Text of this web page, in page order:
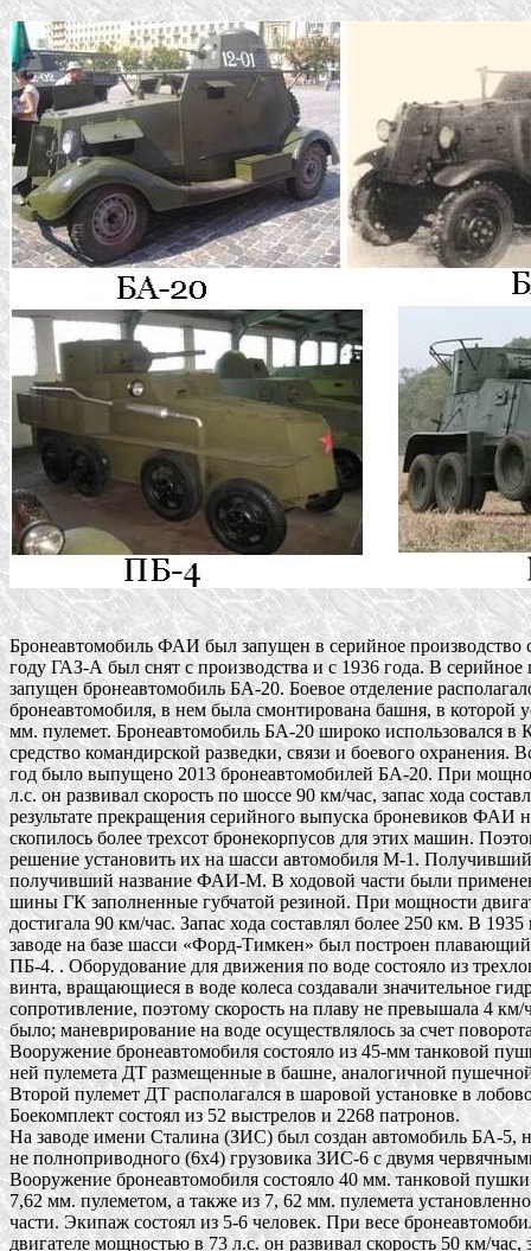
Бронеавтомобиль ФАИ был запущен в серийное производство
году ГАЗ-А был снят с производства и с 1936 года. В
запущен бронеавтомобиль БА-20. Боевое отделение
бронеавтомобиля, в нем была смонтирована башня, в которой
мм. пулемет. Бронеавтомобиль БА-20 широко использовался
средство командирской разведки, связи и боевого охранения.
год было выпущено 2013 бронеавтомобилей БА-20. При
л.с. он развивал скорость по шоссе 90 км/час, запас хода
результате прекращения серийного выпуска броневиков ФАИ
скопилось более трехсот бронекорпусов для этих машин.
решение установить их на шасси автомобиля М-1.
получивший название ФАИ-М. В ходовой части были
шины ГК заполненные губчатой резиной. При мощности
достигала 90 км/час. Запас хода составлял более 250 км. В
заводе на базе шасси «Форд-Тимкен» был построен
ПБ-4. . Оборудование для движения по воде состояло из
винта, вращающиеся в воде колеса создавали значительное
сопротивление, поэтому скорость на плаву не превышала 4
было; маневрирование на воде осуществлялось за счет
Вооружение бронеавтомобиля состояло из 45-мм танковой
ней пулемета ДТ размещенные в башне, аналогичной
Второй пулемет ДТ располагался в шаровой установке в
Боекомплект состоял из 52 выстрелов и 2268 патронов.
На заводе имени Сталина (ЗИС) был создан автомобиль БА-5,
не полноприводного (6x4) грузовика ЗИС-6 с двумя
Вооружение бронеавтомобиля состояло 40 мм. танковой
7,62 мм. пулеметом, а также из 7, 62 мм. пулемета
части. Экипаж состоял из 5-6 человек. При весе
двигателе мощностью в 73 л.с. он развивал скорость 50 км/час,